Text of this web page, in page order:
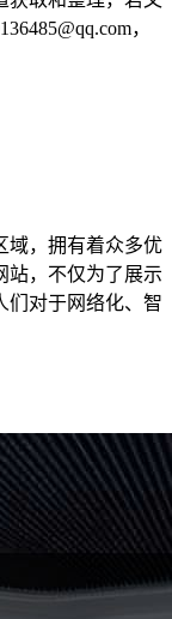
，
域，拥有着众多优
站，不仅为了展示
们对于网络化、智